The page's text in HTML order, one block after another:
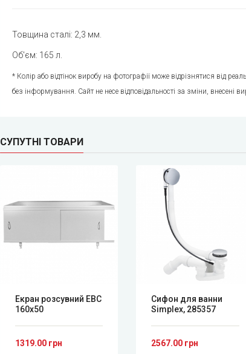
Товщина сталі: 2,3 мм.
Об'єм: 165 л.
* Колір або відтінок виробу на фотографії може відрізнятися від
без інформування. Сайт не несе відповідальності за зміни, внесені
СУПУТНІ ТОВАРИ
Екран розсувний EBC
160x50
1319.00 грн
Сифон для ванни
Simplex, 285357
2567.00 грн